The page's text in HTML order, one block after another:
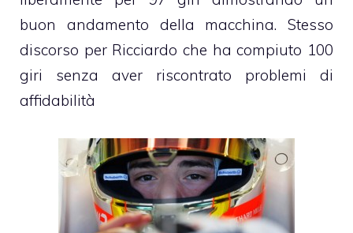
buon andamento della macchina. Stesso
discorso per Ricciardo che ha compiuto 100
giri senza aver riscontrato problemi di
affidabilità